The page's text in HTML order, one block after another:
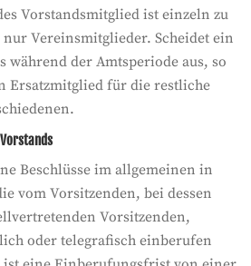
Vorstandsmitglied ist einzeln zu
Vereinsmitglieder. Scheidet ein
während der Amtsperiode aus, so
Ersatzmitglied für die restliche
Beschlüsse im allgemeinen in
vom Vorsitzenden, bei dessen
Vorsitzenden,
oder telegrafisch einberufen